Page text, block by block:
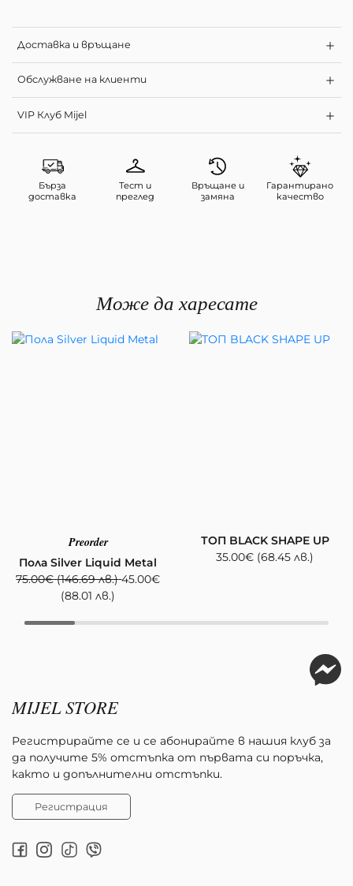
Доставка и връщане
Обслужване на клиенти
VIP Клуб Mijel
Бърза
доставка
Тест и
преглед
Връщане и
замяна
Гарантирано
качество
Може да харесате
Preorder
Пола Silver Liquid Metal
75.00€ (146.69 лв.) 45.00€
(88.01 лв.)
ТОП BLACK SHAPE UP
35.00€ (68.45 лв.)
MIJEL STORE
Регистрирайте се и се абонирайте в нашия клуб за
да получите 5% отстъпка от първата си поръчка,
както и допълнителни отстъпки.
Регистрация